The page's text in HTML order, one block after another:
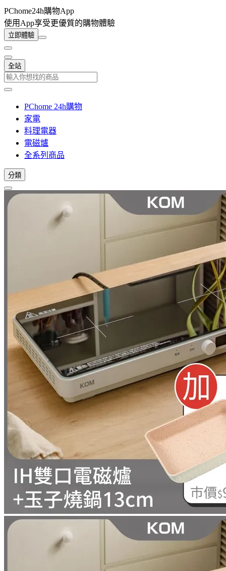
PChome24h購物App
使用App享受更優質的購物體驗
立即體驗
全站
PChome 24h購物
家電
料理電器
電磁爐
全系列商品
分類